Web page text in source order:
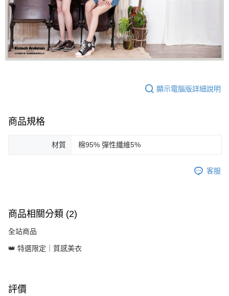
顯示電腦版詳細說明
商品規格
材質 棉95% 彈性纖維5%
客服
商品相關分類 (2)
全站商品
👑 特選限定｜質感美衣
評價